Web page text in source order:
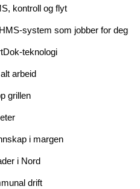
kontroll og flyt
system som jobber for deg
teknologi
arbeid
grillen
i margen
i Nord
drift